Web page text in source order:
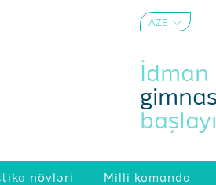
AZE
İdman
növləri Milli komanda